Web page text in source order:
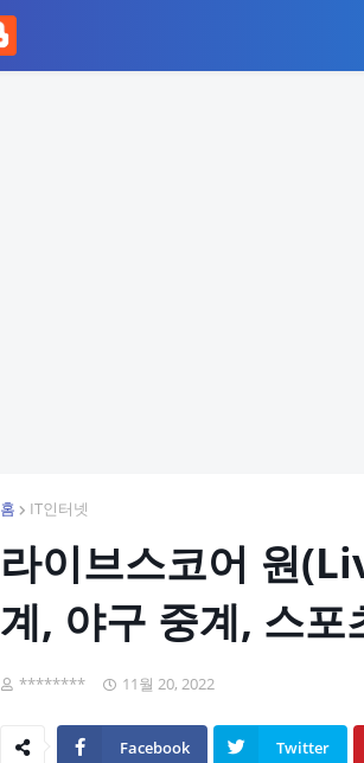
홈 IT인터넷
라이브스코어 원
계, 야구 중계, 스포
******** 11월 20, 2022
Facebook Twitter